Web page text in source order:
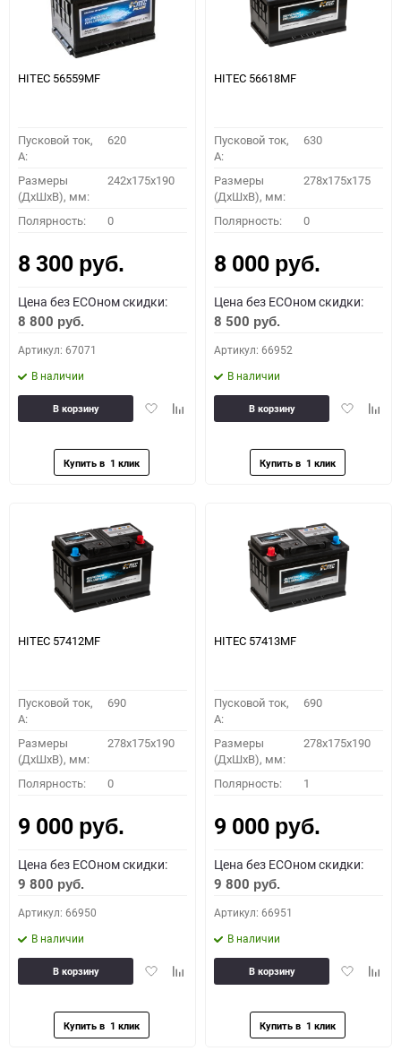
HITEC 56559MF
Пусковой ток,
A:
620
Размеры
(ДхШхВ), мм:
242x175x190
Полярность: 0
8 300 руб.
Цена без ECOном скидки:
8 800 руб.
Артикул: 67071
В наличии
ДобавитьДобавить
В корзину
HITEC 56618MF
Пусковой ток,
A:
630
Размеры
(ДхШхВ), мм:
278x175x175
Полярность: 0
8 000 руб.
Цена без ECOном скидки:
8 500 руб.
Артикул: 66952
В наличии
Добавить
В корзину
HITEC 57412MF
Пусковой ток,
A:
690
Размеры
(ДхШхВ), мм:
278x175x190
Полярность: 0
9 000 руб.
Цена без ECOном скидки:
9 800 руб.
Артикул: 66950
В наличии
ДобавитьДобавить
В корзину
HITEC 57413MF
Пусковой ток,
A:
690
Размеры
(ДхШхВ), мм:
278x175x190
Полярность: 1
9 000 руб.
Цена без ECOном скидки:
9 800 руб.
Артикул: 66951
В наличии
Добавить
В корзину